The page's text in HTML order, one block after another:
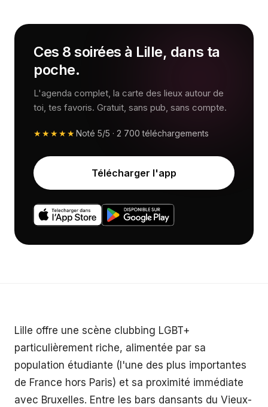
Ces 8 soirées à Lille, dans ta
poche.
L'agenda complet, la carte des lieux autour de
toi, tes favoris. Gratuit, sans pub, sans compte.
★★★★★Noté 5/5 · 2 700 téléchargements
Télécharger l'app
Lille offre une scène clubbing LGBT+
particulièrement riche, alimentée par sa
population étudiante (l'une des plus importantes
de France hors Paris) et sa proximité immédiate
avec Bruxelles. Entre les bars dansants du Vieux-